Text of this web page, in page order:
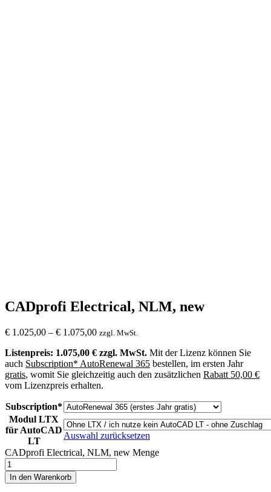
CADprofi Electrical, NLM, new
€ 1.025,00 – € 1.075,00 zzgl. MwSt.
Listenpreis: 1.075,00 € zzgl. MwSt. Mit der Lizenz können Sie
auch Subscription* AutoRenewal 365 bestellen, im ersten Jahr
gratis, womit Sie gleichzeitig auch den zusätzlichen Rabatt 50,00 €
vom Lizenzpreis erhalten.
Subscription*
Modul LTX
für AutoCAD
LT
Auswahl zurücksetzen
CADprofi Electrical, NLM, new Menge
In den Warenkorb